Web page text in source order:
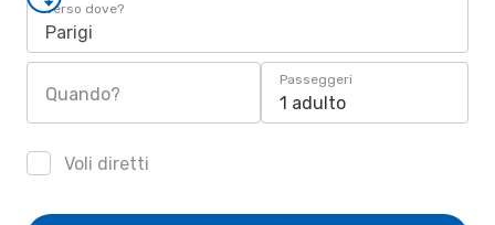
Verso dove?
Parigi
Quando?
Passeggeri
1 adulto
Voli diretti